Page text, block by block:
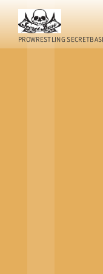
PROWRESTLING